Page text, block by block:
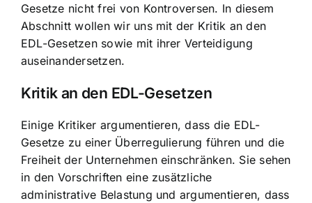
Gesetze nicht frei von Kontroversen. In diesem
Abschnitt wollen wir uns mit der Kritik an den
EDL-Gesetzen sowie mit ihrer Verteidigung
auseinandersetzen.
Kritik an den EDL-Gesetzen
Einige Kritiker argumentieren, dass die EDL-
Gesetze zu einer Überregulierung führen und die
Freiheit der Unternehmen einschränken. Sie sehen
in den Vorschriften eine zusätzliche
administrative Belastung und argumentieren, dass